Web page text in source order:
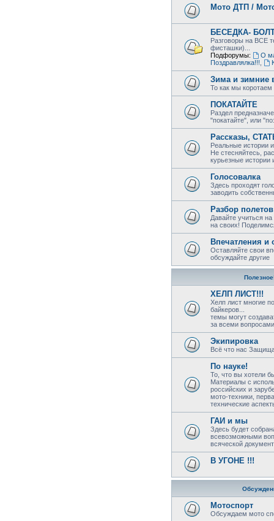
Мото ДТП /
БЕСЕДКА-
Разговоры на ВСЕ
фисташки)...
Подфорумы:
О
Поздравлялка!!!
Зима и зимние
То как мы коротаем
ПОКАТАЙТЕ
Раздел
"покатайте", или
Рассказы,
Реальные истории
Не стесняйтесь,
курьезные истории
Голосовалка
Здесь проходят
заводить
Разбор полетов
Давайте учиться
на своих!
Впечатления и
Оставляйте свои
обсуждайте другие
ХЕЛП ЛИСТ!!!
Хелп лист многие
байкеров...
темы могут
за всеми
Экипировка
Всё что нас
По науке!
То, что вы хотели
Материалы с
российских и
мото-техники,
технические
ГАИ и мы
Здесь будет
всевозможными
всяческой
В УГОНЕ !!!
Мотоспорт
Обсуждаем мото